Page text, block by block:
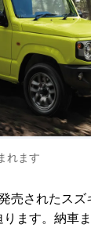
れます
売されたスズ
ます。納車